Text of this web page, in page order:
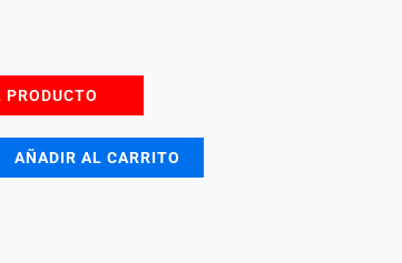
AÑADIR AL CARRITO